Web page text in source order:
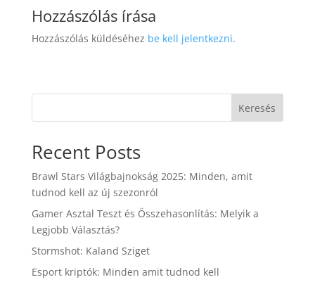
Hozzászólás írása
Hozzászólás küldéséhez be kell jelentkezni.
Keresés
Recent Posts
Brawl Stars Világbajnokság 2025: Minden, amit
tudnod kell az új szezonról
Gamer Asztal Teszt és Összehasonlítás: Melyik a
Legjobb Választás?
Stormshot: Kaland Sziget
Esport kriptók: Minden amit tudnod kell